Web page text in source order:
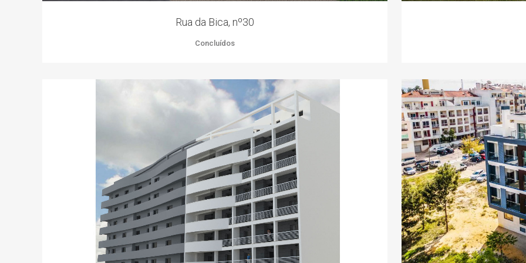
Rua da Bica, nº30
Concluídos
ZOOM VIEW